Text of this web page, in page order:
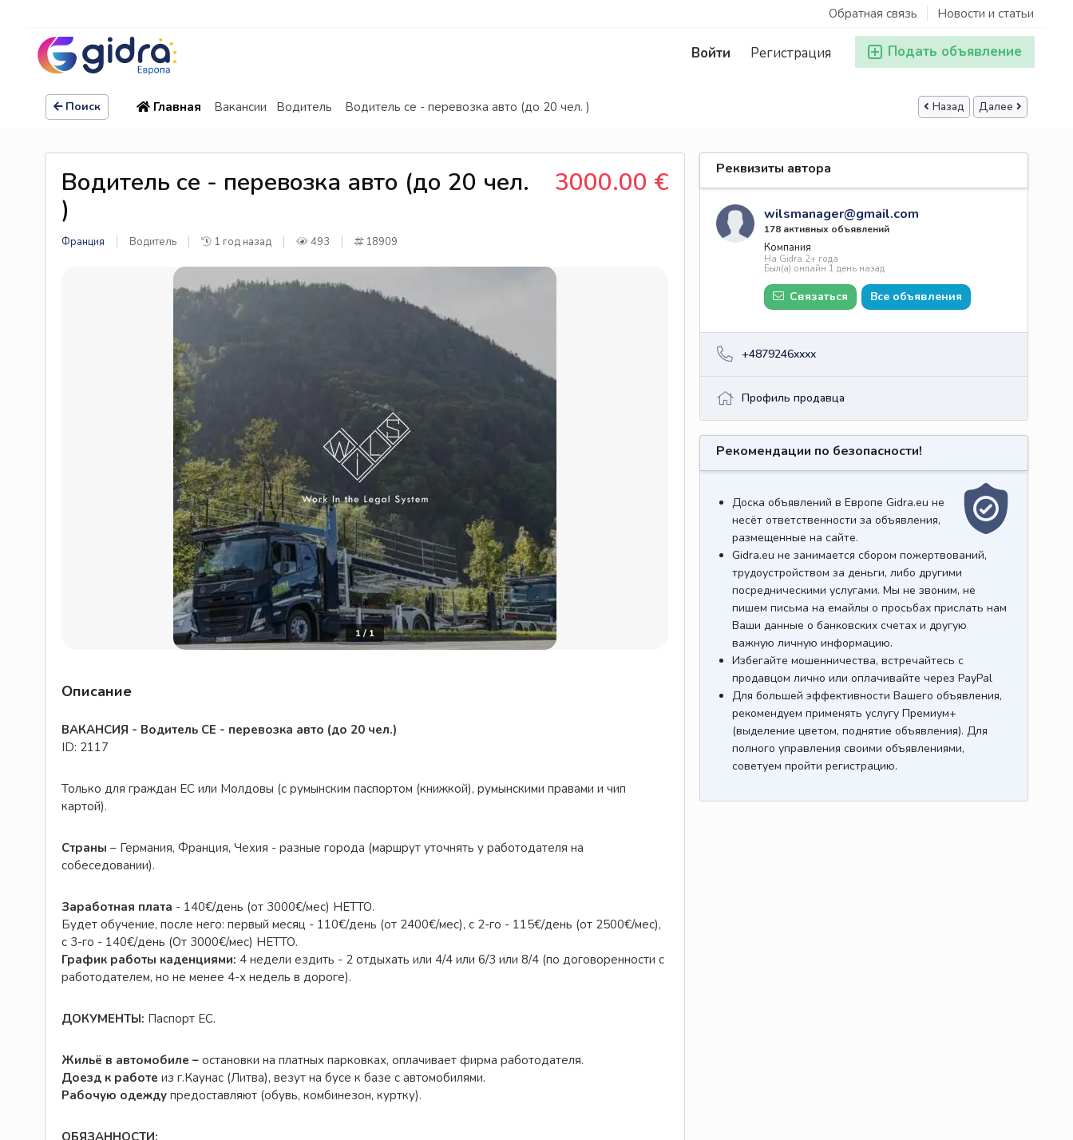
Новости и статьи
Обратная связь
Подать объявление
Регистрация
Войти
Поиск Главная Вакансии Водитель Водитель се - перевозка авто (до 20 чел. ) Назад Далее
3000.00 €
Водитель се - перевозка авто (до 20 чел.
)
Франция Водитель 1 год назад 493 18909
1/ 1
Описание
ВАКАНСИЯ - Водитель СЕ - перевозка авто (до 20 чел.)
ID: 2117
Только для граждан ЕС или Молдовы (с румынским паспортом (книжкой), румынскими правами и чип
картой).
Страны – Германия, Франция, Чехия - разные города (маршрут уточнять у работодателя на
собеседовании).
Заработная плата - 140€/день (от 3000€/мес) НЕТТО.
Будет обучение, после него: первый месяц - 110€/день (от 2400€/мес), с 2-го - 115€/день (от 2500€/мес),
с 3-го - 140€/день (От 3000€/мес) НЕТТО.
График работы каденциями: 4 недели ездить - 2 отдыхать или 4/4 или 6/3 или 8/4 (по договоренности с
работодателем, но не менее 4-х недель в дороге).
ДОКУМЕНТЫ: Паспорт ЕС.
Жильё в автомобиле – остановки на платных парковках, оплачивает фирма работодателя.
Доезд к работе из г.Каунас (Литва), везут на бусе к базе с автомобилями.
Рабочую одежду предоставляют (обувь, комбинезон, куртку).
ОБЯЗАННОСТИ:
Реквизиты автора
wilsmanager@gmail.com
178 активных объявлений
Компания
На Gidra 2+ года
Был(а) онлайн 1 день назад
Связаться Все объявления
+4879246xxxx
Профиль продавца
Рекомендации по безопасности!
Доска объявлений в Европе Gidra.eu не
несёт ответственности за объявления,
размещенные на сайте.
Gidra.eu не занимается сбором пожертвований,
трудоустройством за деньги, либо другими
посредническими услугами. Мы не звоним, не
пишем письма на емайлы о просьбах прислать нам
Ваши данные о банковских счетах и другую
важную личную информацию.
Избегайте мошенничества, встречайтесь с
продавцом лично или оплачивайте через PayPal
Для большей эффективности Вашего объявления,
рекомендуем применять услугу Премиум+
(выделение цветом, поднятие объявления). Для
полного управления своими объявлениями,
советуем пройти регистрацию.